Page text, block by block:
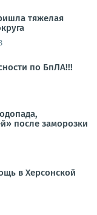
тяжелая
по БпЛА!!!
после заморозки
в Херсонской